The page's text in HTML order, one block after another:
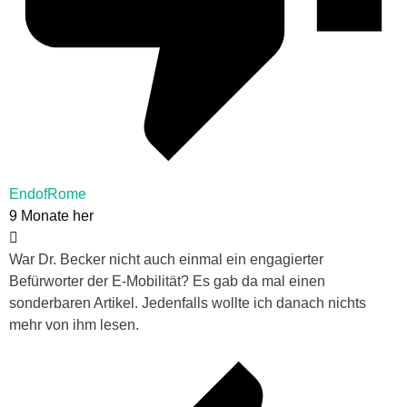
EndofRome
9 Monate her
War Dr. Becker nicht auch einmal ein engagierter
Befürworter der E-Mobilität? Es gab da mal einen
sonderbaren Artikel. Jedenfalls wollte ich danach nichts
mehr von ihm lesen.